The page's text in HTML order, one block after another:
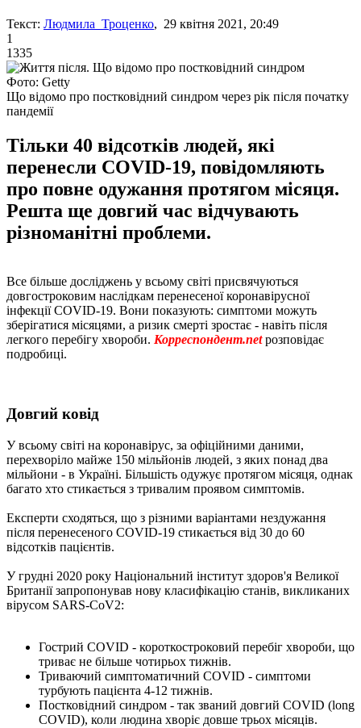
Текст: Людмила Троценко, 29 квітня 2021, 20:49
1
1335
Фото: Getty
Що відомо про постковідний синдром через рік після початку
пандемії
Тільки 40 відсотків людей, які
перенесли COVID-19, повідомляють
про повне одужання протягом місяця.
Решта ще довгий час відчувають
різноманітні проблеми.
Все більше досліджень у всьому світі присвячуються
довгостроковим наслідкам перенесеної коронавірусної
інфекції COVID-19. Вони показують: симптоми можуть
зберігатися місяцями, а ризик смерті зростає - навіть після
легкого перебігу хвороби. Корреспондент.netрозповідає
подробиці.
Довгий ковід
У всьому світі на коронавірус, за офіційними даними,
перехворіло майже 150 мільйонів людей, з яких понад два
мільйони - в Україні. Більшість одужує протягом місяця, однак
багато хто стикається з тривалим проявом симптомів.
Експерти сходяться, що з різними варіантами нездужання
після перенесеного COVID-19 стикається від 30 до 60
відсотків пацієнтів.
У грудні 2020 року Національний інститут здоров'я Великої
Британії запропонував нову класифікацію станів, викликаних
вірусом SARS-CoV2:
Гострий COVID - короткостроковий перебіг хвороби, що
триває не більше чотирьох тижнів.
Триваючий симптоматичний COVID - симптоми
турбують пацієнта 4-12 тижнів.
Постковідний синдром - так званий довгий COVID (long
COVID), коли людина хворіє довше трьох місяців.